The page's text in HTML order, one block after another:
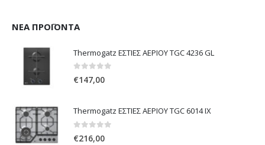
ΝΈΑ ΠΡΟΪΌΝΤΑ
Thermogatz ΕΣΤΙΕΣ ΑΕΡΙΟΥ TGC 4236 GL
0out of 5
€147,00
Thermogatz ΕΣΤΙΕΣ ΑΕΡΙΟΥ TGC 6014 IX
0out of 5
€216,00